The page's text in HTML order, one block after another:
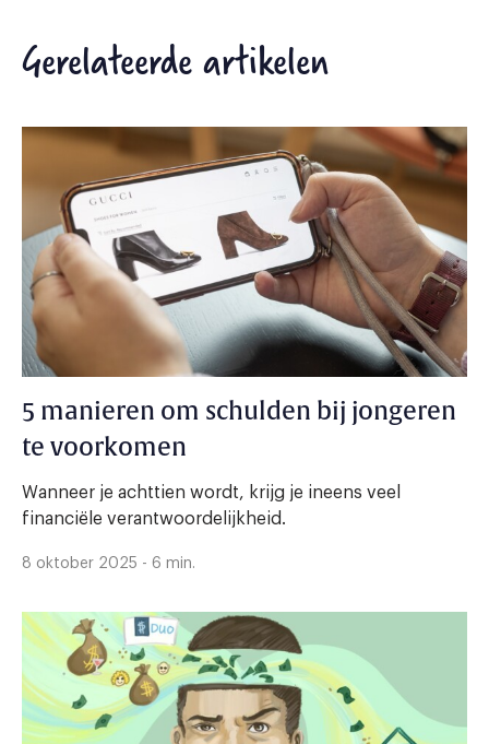
Gerelateerde artikelen
5 manieren om schulden bij jongeren
te voorkomen
Wanneer je achttien wordt, krijg je ineens veel
financiële verantwoordelijkheid.
8 oktober 2025 - 6 min.